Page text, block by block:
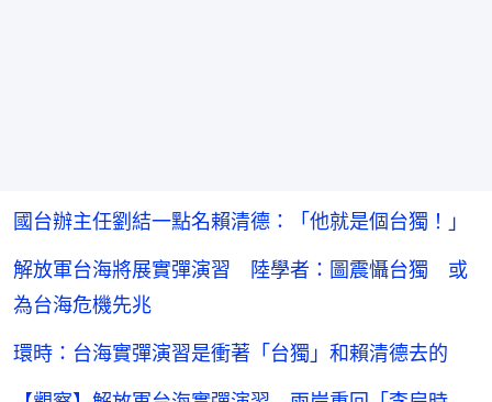
國台辦主任劉結一點名賴清德：「他就是個台獨！」
解放軍台海將展實彈演習 陸學者：圖震懾台獨 或
為台海危機先兆
環時：台海實彈演習是衝著「台獨」和賴清德去的